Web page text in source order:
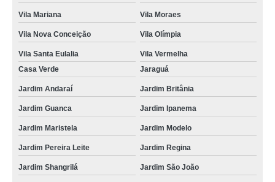
Vila Mariana Vila Moraes
Vila Nova Conceição Vila Olímpia
Vila Santa Eulalia
Vila Vermelha
Casa Verde
Jaraguá
Jardim Andaraí Jardim Britânia
Jardim Guanca Jardim Ipanema
Jardim Maristela Jardim Modelo
Jardim Pereira Leite Jardim Regina
Jardim Shangrilá Jardim São João